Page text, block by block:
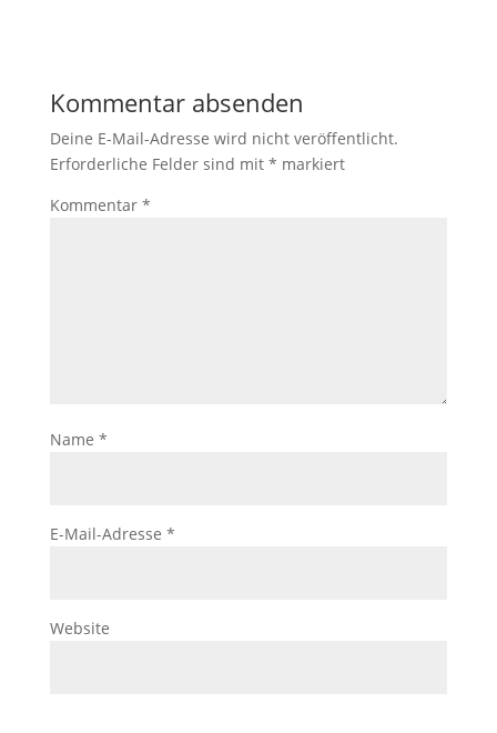
Kommentar absenden
Deine E-Mail-Adresse wird nicht veröffentlicht.
Erforderliche Felder sind mit * markiert
Kommentar *
Name *
E-Mail-Adresse *
Website